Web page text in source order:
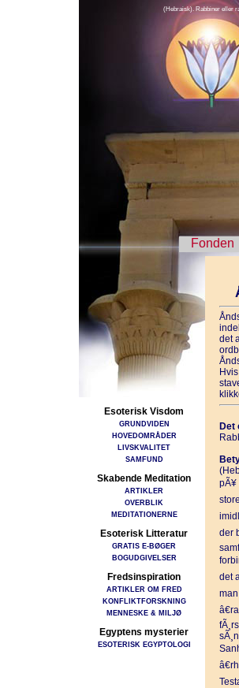
(Hebraisk). Rabbiner eller
Fonden
Esoterisk Visdom
GRUNDVIDEN
HOVEDOMRÅDER
LIVSKVALITET
SAMFUND
Skabende Meditation
ARTIKLER
OVERBLIK
MEDITATIONERNE
Esoterisk Litteratur
GRATIS E-BØGER
BOGUDGIVELSER
Fredsinspiration
ARTIKLER OM FRED
KONFLIKTFORSKNING
MENNESKE & MILJØ
Egyptens mysterier
ESOTERISK EGYPTOLOGI
det
Det
pÃ¥
der
det